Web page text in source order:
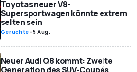
Toyotas neuer V8-
Supersportwagen könnte extrem
selten sein
Gerüchte-5 Aug.
Neuer Audi Q8 kommt: Zweite
Generation des SUV-Coupés